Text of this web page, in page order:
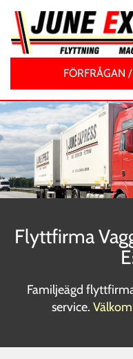
FÖRFRÅGAN
Flyttfirma
Familjeägd
service.